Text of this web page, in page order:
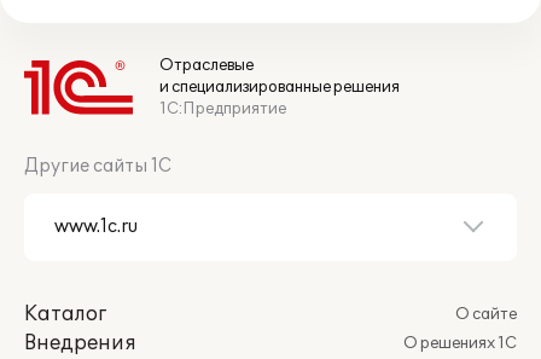
Отраслевые
и специализированные решения
1С:Предприятие
Другие сайты 1С
Каталог
Внедрения
О сайте
О решениях 1С